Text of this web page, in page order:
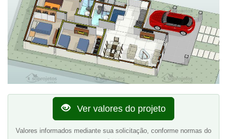
Ver valores do projeto
Valores informados mediante sua solicitação, conforme normas do